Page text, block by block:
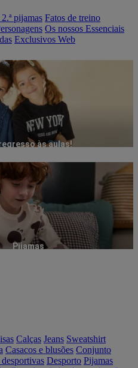
pijamas Fatos de treino
Os nossos Essenciais
Exclusivos Web
às aulas!
Pijamas
Calças Jeans Sweatshirt
Casacos e blusões Conjunto
Desporto Pijamas